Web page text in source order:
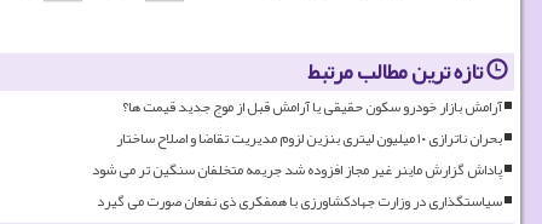
تازه ترین مطالب مرتبط
آرامش بازار خودرو سکون حقیقی یا آرامش قبل از موج جدید قیمت ها؟
بحران ناترازی ۱۰ میلیون لیتری بنزین لزوم مدیریت تقاضا و اصلاح ساختار
پاداش گزارش ماینر غیر مجاز افزوده شد جریمه متخلفان سنگین تر می شود
سیاستگذاری در وزارت جهادکشاورزی با همفکری ذی نفعان صورت می گیرد